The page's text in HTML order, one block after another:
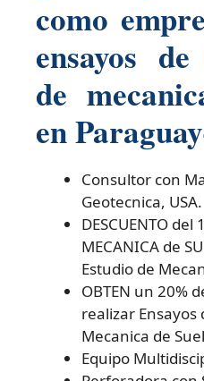
como
ensayos
de
en
Consultor con
Geotecnica, USA.
DESCUENTO del
MECANICA de
Estudio de
OBTEN un 20%
realizar
Mecanica de
Equipo